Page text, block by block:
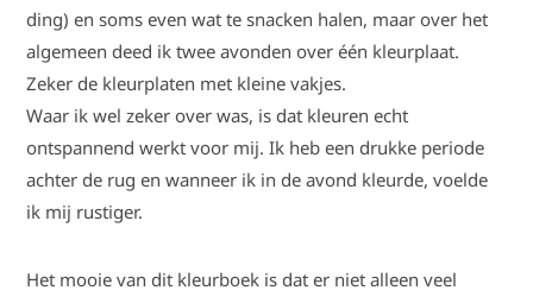
ding) en soms even wat te snacken halen, maar over het
algemeen deed ik twee avonden over één kleurplaat.
Zeker de kleurplaten met kleine vakjes.
Waar ik wel zeker over was, is dat kleuren echt
ontspannend werkt voor mij. Ik heb een drukke periode
achter de rug en wanneer ik in de avond kleurde, voelde
ik mij rustiger.
Het mooie van dit kleurboek is dat er niet alleen veel